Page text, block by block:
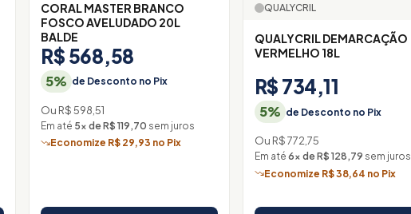
CORAL MASTER BRANCO
FOSCO AVELUDADO 20L
BALDE
R$ 568,58
5% de Desconto no Pix
Ou R$ 598,51
Em até 5× de R$ 119,70 sem juros
Economize R$ 29,93 no Pix
QUALYCRIL
QUALYCRIL DEMARCAÇÃO
VERMELHO 18L
R$ 734,11
5% de Desconto no Pix
Ou R$ 772,75
Em até 6× de R$ 128,79 sem juros
Economize R$ 38,64 no Pix